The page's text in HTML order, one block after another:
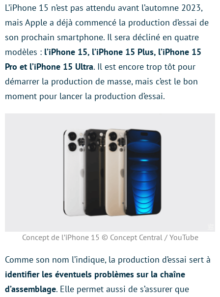
L’iPhone 15 n’est pas attendu avant l’automne 2023,
mais Apple a déjà commencé la production d’essai de
son prochain smartphone. Il sera décliné en quatre
modèles : l’iPhone 15, l’iPhone 15 Plus, l’iPhone 15
Pro et l’iPhone 15 Ultra. Il est encore trop tôt pour
démarrer la production de masse, mais c’est le bon
moment pour lancer la production d’essai.
Concept de l’iPhone 15 © Concept Central / YouTube
Comme son nom l’indique, la production d’essai sert à
identifier les éventuels problèmes sur la chaîne
d’assemblage. Elle permet aussi de s’assurer que